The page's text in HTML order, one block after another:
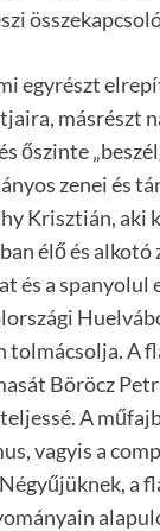
egyrészt
másrészt
őszinte
zenei és
Krisztián, aki
élő és alkotó
és a spanyolul
tolmácsolja. A
Böröcz
A
vagyis a
a